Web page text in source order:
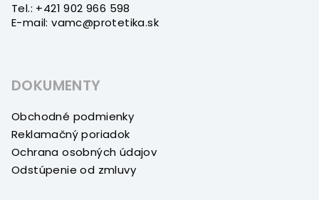
Tel.: +421 902 966 598
E-mail: vamc@protetika.sk
DOKUMENTY
Obchodné podmienky
Reklamačný poriadok
Ochrana osobných údajov
Odstúpenie od zmluvy